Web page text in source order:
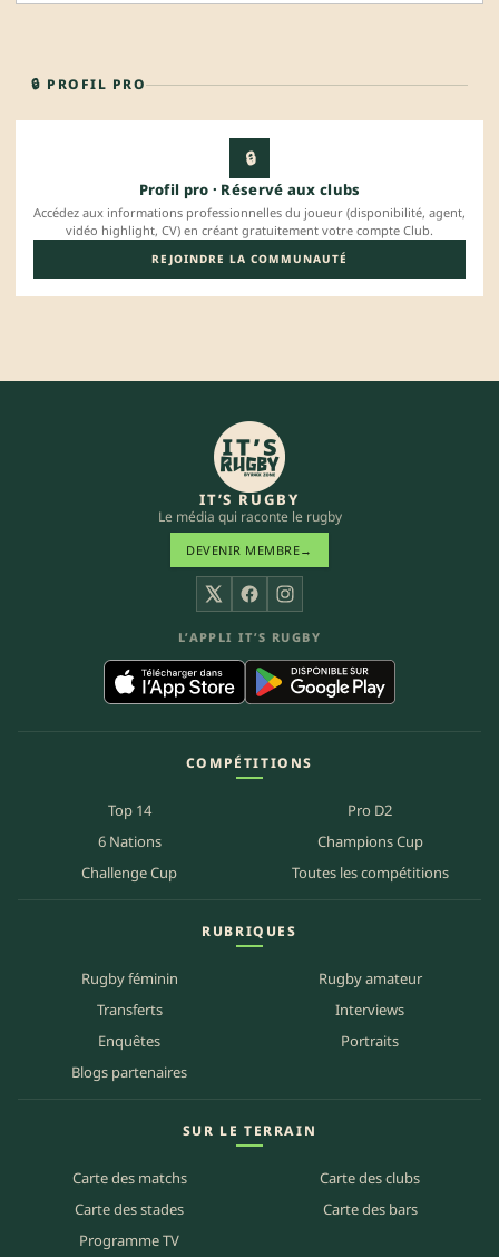
🔒 PROFIL PRO
🔒
Profil pro · Réservé aux clubs
Accédez aux informations professionnelles du joueur (disponibilité, agent,
vidéo highlight, CV) en créant gratuitement votre compte Club.
REJOINDRE LA COMMUNAUTÉ
IT’S RUGBY
Le média qui raconte le rugby
DEVENIR MEMBRE→
X FacebookInstagram
L’APPLI IT’S RUGBY
COMPÉTITIONS
Top 14
Pro D2
6 Nations
Champions Cup
Challenge Cup
Toutes les compétitions
RUBRIQUES
Rugby féminin
Rugby amateur
Transferts
Interviews
Enquêtes
Portraits
Blogs partenaires
SUR LE TERRAIN
Carte des matchs
Carte des clubs
Carte des stades
Carte des bars
Programme TV